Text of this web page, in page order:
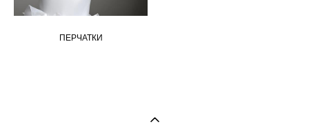
ПЕРЧАТКИ